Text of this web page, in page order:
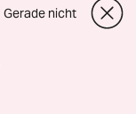
Gerade nicht